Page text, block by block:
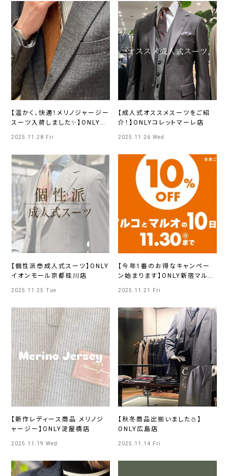
【温かく、快適！メリノジャージー
スーツ入荷しました✨】ONLYさ
2025.11.28 Fri
【成人式オススメスーツをご紹
介！】ONLYコレットマーレ店
2025.11.26 Wed
【個性派😎成人式スーツ】ONLY
イオンモール京都桂川店
2025.11.25 Tue
【今年1番のお得なキャンペー
ン始まります】ONLY新宿マルイ
2025.11.21 Fri
【新作レディース商品 メリノジ
ャージー】ONLY淀屋橋店
2025.11.19 Wed
【秋冬商品出揃いました⛄】
ONLY広島店
2025.11.14 Fri